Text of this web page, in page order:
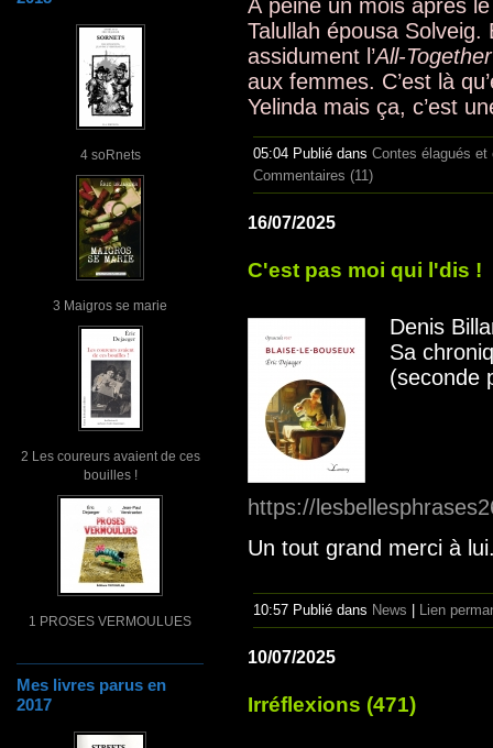
4 soRnets
3 Maigros se marie
2 Les coureurs avaient de ces
bouilles !
1 PROSES VERMOULUES
Mes livres parus en
2017
À peine un mois après
Talullah épousa
assidument l’All-Together
aux femmes. C’est là
Yelinda mais ça, c’est
05:04 Publié dans Contes élagués et
Commentaires (11)
16/07/2025
C'est pas moi qui l'dis !
Denis
Sa
(seconde
https://
Un tout grand merci à
10:57 Publié dans News Lien
10/07/2025
Irréflexions (471)